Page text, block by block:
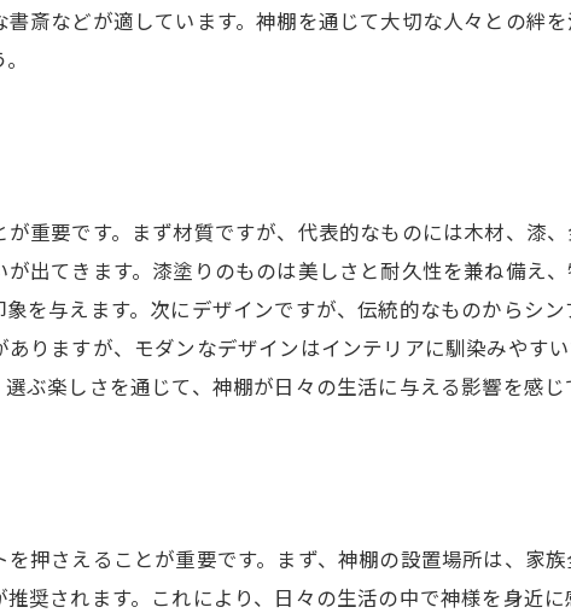
斎などが適しています。神棚を通じて大切な人々との絆
重要です。まず材質ですが、代表的なものには木材、漆
出てきます。漆塗りのものは美しさと耐久性を兼ね備え
を与えます。次にデザインですが、伝統的なものからシン
りますが、モダンなデザインはインテリアに馴染みやす
ぶ楽しさを通じて、神棚が日々の生活に与える影響を感じ
押さえることが重要です。まず、神棚の設置場所は、家
奨されます。これにより、日々の生活の中で神様を身近